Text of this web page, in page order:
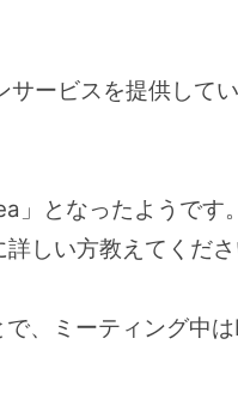
ービスを提供してい
となったようです
しい方教えてくださ
、ミーティング中